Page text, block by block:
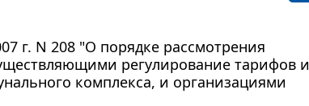
г. N 208 "О порядке рассмотрения
регулирование тарифов и
комплекса, и организациями